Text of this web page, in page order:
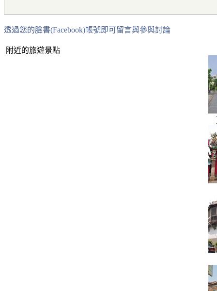
透過您的臉書(Facebook)帳號即可留言與參與討論
附近的旅遊景點